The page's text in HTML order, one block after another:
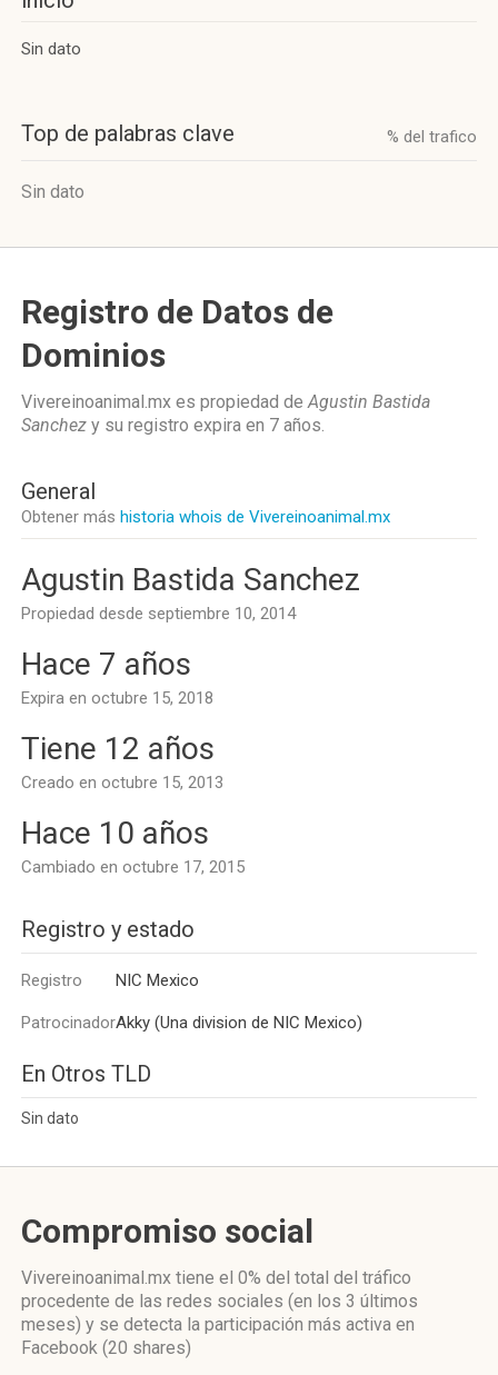
Sin dato
Top de palabras clave % del trafico
Sin dato
Registro de Datos de
Dominios
Vivereinoanimal.mx es propiedad deAgustin Bastida
Sanchez y su registro expira en 7 años.
General
Obtener más historia whois de Vivereinoanimal.mx
Agustin Bastida Sanchez
Propiedad desde septiembre 10, 2014
Hace 7 años
Expira en octubre 15, 2018
Tiene 12 años
Creado en octubre 15, 2013
Hace 10 años
Cambiado en octubre 17, 2015
Registro y estado
Registro NIC Mexico
PatrocinadorAkky (Una division de NIC Mexico)
En Otros TLD
Sin dato
Compromiso social
Vivereinoanimal.mx tiene el 0% del total del tráfico
procedente de las redes sociales (en los 3 últimos
meses) y se detecta la participación más activa en
Facebook (20 shares)